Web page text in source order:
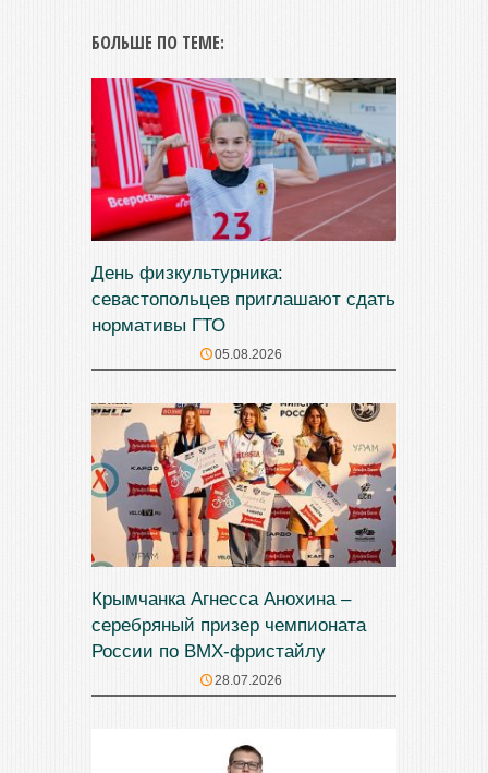
БОЛЬШЕ ПО ТЕМЕ:
День физкультурника:
севастопольцев приглашают сдать
нормативы ГТО
05.08.2026
Крымчанка Агнесса Анохина –
серебряный призер чемпионата
России по BMX-фристайлу
28.07.2026